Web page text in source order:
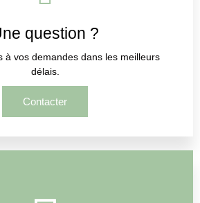
question ?
à vos demandes dans les meilleurs
délais.
Contacter